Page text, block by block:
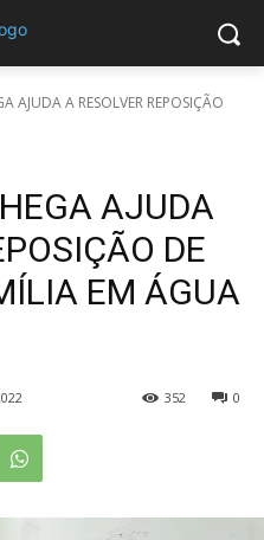
AJUDA A RESOLVER REPOSIÇÃO
AJUDA
DE
EM ÁGUA
0
352